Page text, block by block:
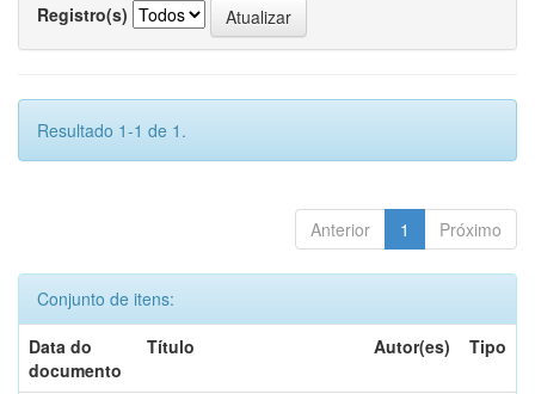
Registro(s)
Resultado 1-1 de 1.
Anterior 1 Próximo
Conjunto de itens:
Data do
documento
Título Autor(es) Tipo